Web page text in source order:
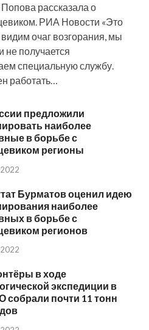
рассказала о
РИА Новости «Это
очаг возгорания, мы
не получается
специальную службу.
работать…
предложили
наиболее
в борьбе с
регионы
Бурматов оценил идею
наиболее
в борьбе с
регионов
в ходе
экспедиции в
собрали почти 11 тонн